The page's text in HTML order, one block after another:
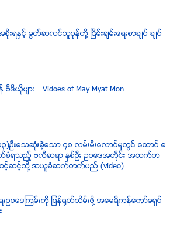
းရႏွင့္ မြတ္ဆလင္သူပုန္တို႔ ၿငိမ္းခ်မ္းေရးစာခ်ဳပ္ ခ်ဳပ္
ဗီဒီယုိမ်ား - Vidoes of May Myat Mon
)ဦးေသဆံုးခဲ့ေသာ ၄၈ လမ္းမီးေလာင္မႈတြင္ ေထာင္ ၈
ခံရသည့္ ဗလီဆရာ ႏွစ္ဦး ဥပေဒအတိုင္း အထက္တ
ဆင့္ဆင့္သို႔ အယူခံဆက္တက္မည္ (video)
ဥပေဒၾကမ္းကို ျပန္ရုတ္သိမ္းဖို႔ အေမရိကန္ေကာ္မရွင္